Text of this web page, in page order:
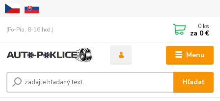
Menu
Hľadať
(Po-Pia, 8-16 hod.) 0 ks
za 0 €